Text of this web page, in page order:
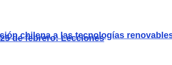
chilena a las tecnologías
de febrero: Lecciones